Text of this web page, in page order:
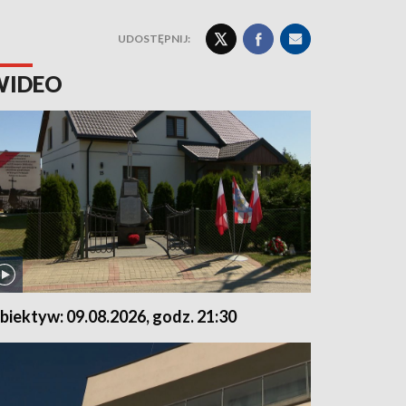
UDOSTĘPNIJ:
09.08.2026, godz. 21:30